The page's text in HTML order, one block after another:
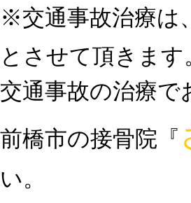
※交通事故治療は、
とさせて頂きます
交通事故の治療で
前橋市の接骨院 『
い。